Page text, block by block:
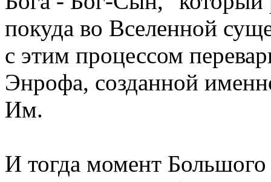
покуда во Вселенной
с этим процессом
Энрофа, созданной
Им.
И тогда момент